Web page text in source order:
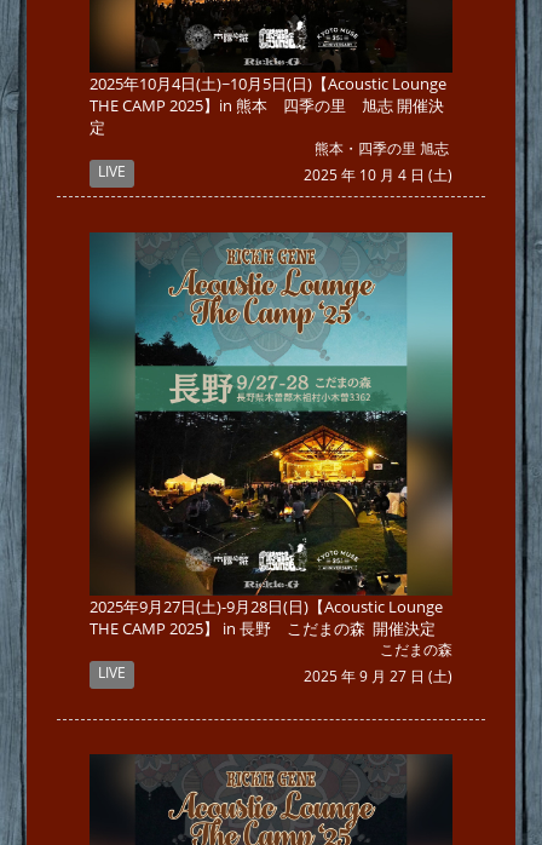
2025年10月4日(土)~10月5日(日)【Acoustic Lounge
THE CAMP 2025】in 熊本 四季の里 旭志 開催決
定
熊本・四季の里 旭志
LIVE 2025 年 10 月 4 日 (土)
2025年9月27日(土)-9月28日(日)【Acoustic Lounge
THE CAMP 2025】 in 長野 こだまの森 開催決定
こだまの森
LIVE 2025 年 9 月 27 日 (土)